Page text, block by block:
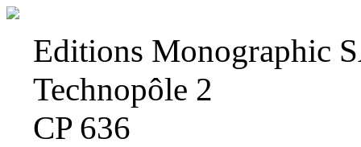
Editions Monographic
Technopôle 2
CP 636